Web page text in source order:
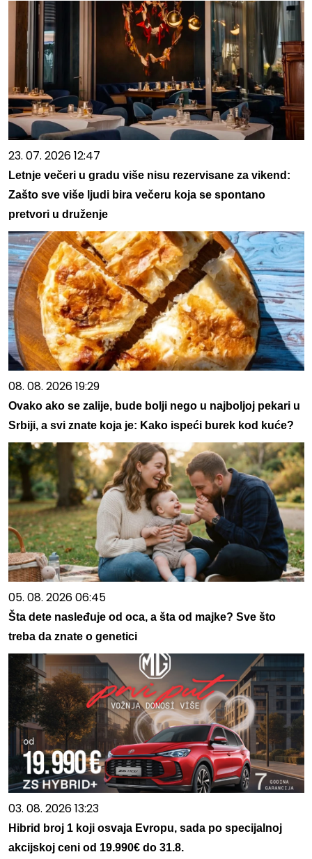
23. 07. 2026 12:47
Letnje večeri u gradu više nisu rezervisane za vikend:
Zašto sve više ljudi bira večeru koja se spontano
pretvori u druženje
08. 08. 2026 19:29
Ovako ako se zalije, bude bolji nego u najboljoj pekari u
Srbiji, a svi znate koja je: Kako ispeći burek kod kuće?
05. 08. 2026 06:45
Šta dete nasleđuje od oca, a šta od majke? Sve što
treba da znate o genetici
03. 08. 2026 13:23
Hibrid broj 1 koji osvaja Evropu, sada po specijalnoj
akcijskoj ceni od 19.990€ do 31.8.